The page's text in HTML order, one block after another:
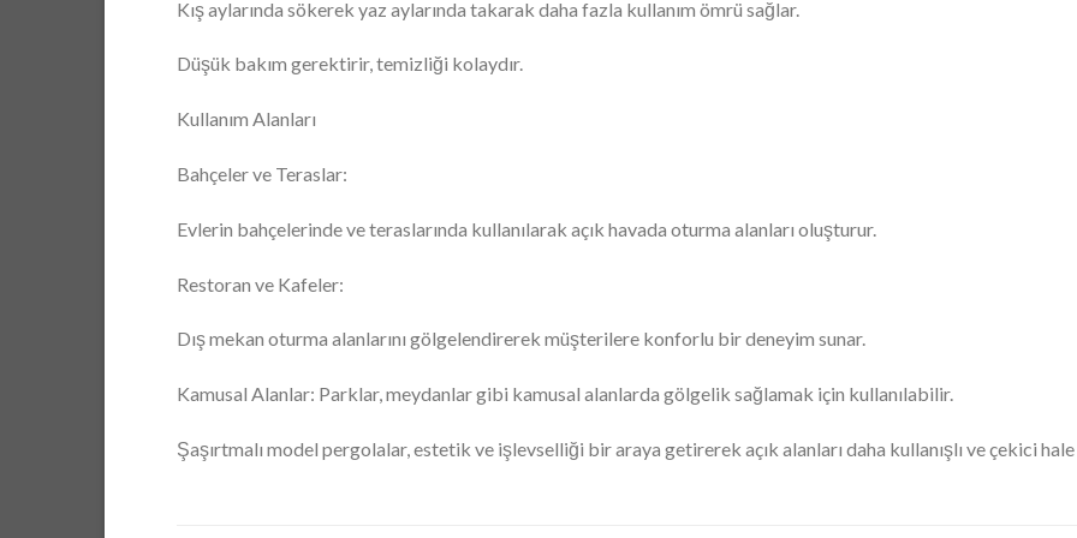
Kış aylarında sökerek yaz aylarında takarak daha fazla kullanım ömrü sağlar.
Düşük bakım gerektirir, temizliği kolaydır.
Kullanım Alanları
Bahçeler ve Teraslar:
Evlerin bahçelerinde ve teraslarında kullanılarak açık havada oturma alanları oluşturur.
Restoran ve Kafeler:
Dış mekan oturma alanlarını gölgelendirerek müşterilere konforlu bir deneyim sunar.
Kamusal Alanlar: Parklar, meydanlar gibi kamusal alanlarda gölgelik sağlamak için kullanılabilir.
Şaşırtmalı model pergolalar, estetik ve işlevselliği bir araya getirerek açık alanları daha kullanışlı ve çekici